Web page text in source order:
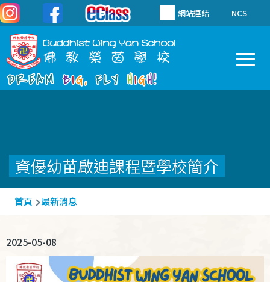
移至主內容 網站連結 NCS
資優幼苗啟迪課程暨學校簡介
導
連
結
首頁 最新消息
2025-05-08